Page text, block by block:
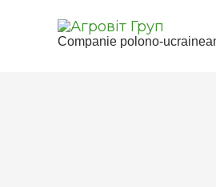
Companie polono-